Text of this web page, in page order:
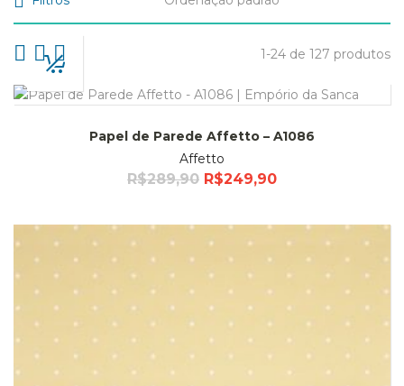
1-24 de 127 produtos
Papel de Parede Affetto – A1086
Affetto
R$289,90 R$249,90